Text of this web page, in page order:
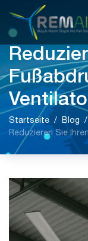
Startseite
Blog
Reduzieren Sie